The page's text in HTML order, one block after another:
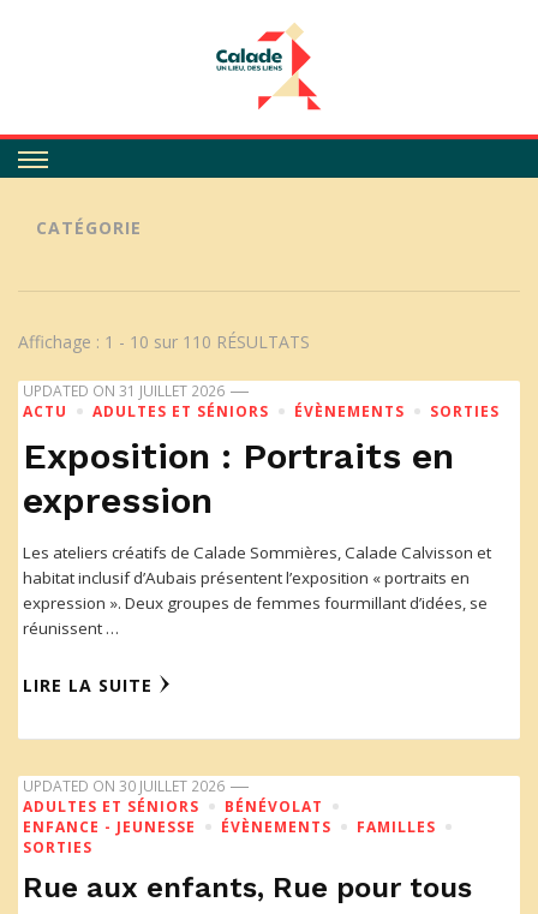
Calade
CATÉGORIE
Affichage : 1 - 10 sur 110 RÉSULTATS
UPDATED ON31 JUILLET 2026
ACTU
ADULTES ET SÉNIORS ÉVÈNEMENTS SORTIES
Exposition : Portraits en
expression
Les ateliers créatifs de Calade Sommières, Calade Calvisson et
habitat inclusif d’Aubais présentent l’exposition « portraits en
expression ». Deux groupes de femmes fourmillant d’idées, se
réunissent …
LIRE LA SUITE
UPDATED ON30 JUILLET 2026
ADULTES ET SÉNIORS
BÉNÉVOLAT
ENFANCE - JEUNESSE
ÉVÈNEMENTS
FAMILLES
SORTIES
Rue aux enfants, Rue pour tous